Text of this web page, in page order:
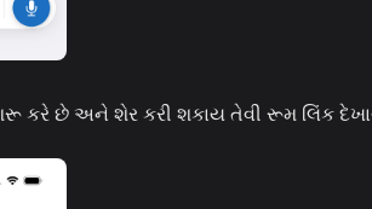
કરે છે અને શેર કરી શકાય તેવી રૂમ લિંક